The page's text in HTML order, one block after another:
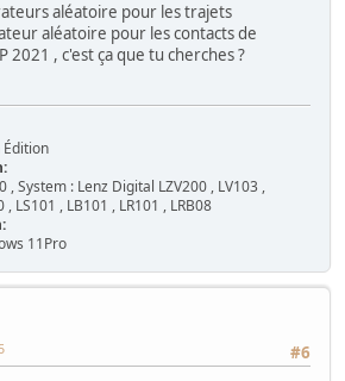
aléatoire pour les trajets
aléatoire pour les contacts de
2021 , c'est ça que tu cherches ?
Édition
, System : Lenz Digital LZV200 , LV103 ,
, LS101 , LB101 , LR101 , LRB08
11Pro
#6